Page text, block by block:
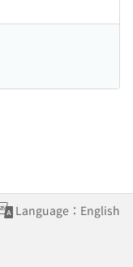
Language：English